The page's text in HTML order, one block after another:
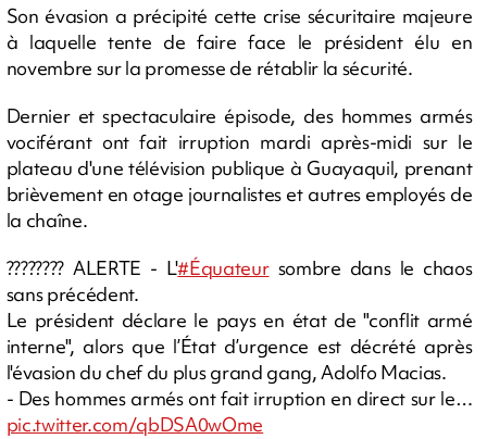
Son évasion a précipité cette crise sécuritaire majeure
à laquelle tente de faire face le président élu en
novembre sur la promesse de rétablir la sécurité.
Dernier et spectaculaire épisode, des hommes armés
vociférant ont fait irruption mardi après-midi sur le
plateau d'une télévision publique à Guayaquil, prenant
brièvement en otage journalistes et autres employés de
la chaîne.
???????? ALERTE - L'#Équateursombre dans le chaos
sans précédent.
Le président déclare le pays en état de "conflit armé
interne", alors que l’État d’urgence est décrété après
l'évasion du chef du plus grand gang, Adolfo Macias.
- Des hommes armés ont fait irruption en direct sur le…
pic.twitter.com/qbDSA0wOme